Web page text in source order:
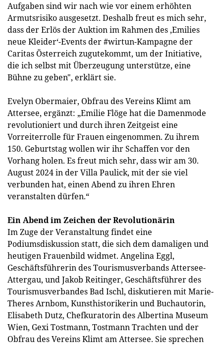
Aufgaben sind wir nach wie vor einem erhöhten
Armutsrisiko ausgesetzt. Deshalb freut es mich sehr,
dass der Erlös der Auktion im Rahmen des ‚Emilies
neue Kleider‘-Events der #wirtun-Kampagne der
Caritas Österreich zugutekommt, um der Initiative,
die ich selbst mit Überzeugung unterstütze, eine
Bühne zu geben", erklärt sie.
Evelyn Obermaier, Obfrau des Vereins Klimt am
Attersee, ergänzt: „Emilie Flöge hat die Damenmode
revolutioniert und durch ihren Zeitgeist eine
Vorreiterrolle für Frauen eingenommen. Zu ihrem
150. Geburtstag wollen wir ihr Schaffen vor den
Vorhang holen. Es freut mich sehr, dass wir am 30.
August 2024 in der Villa Paulick, mit der sie viel
verbunden hat, einen Abend zu ihren Ehren
veranstalten dürfen.“
Ein Abend im Zeichen der Revolutionärin
Im Zuge der Veranstaltung findet eine
Podiumsdiskussion statt, die sich dem damaligen und
heutigen Frauenbild widmet. Angelina Eggl,
Geschäftsführerin des Tourismusverbands Attersee-
Attergau, und Jakob Reitinger, Geschäftsführer des
Tourismusverbandes Bad Ischl, diskutieren mit Marie-
Theres Arnbom, Kunsthistorikerin und Buchautorin,
Elisabeth Dutz, Chefkuratorin des Albertina Museum
Wien, Gexi Tostmann, Tostmann Trachten und der
Obfrau des Vereins Klimt am Attersee. Sie sprechen